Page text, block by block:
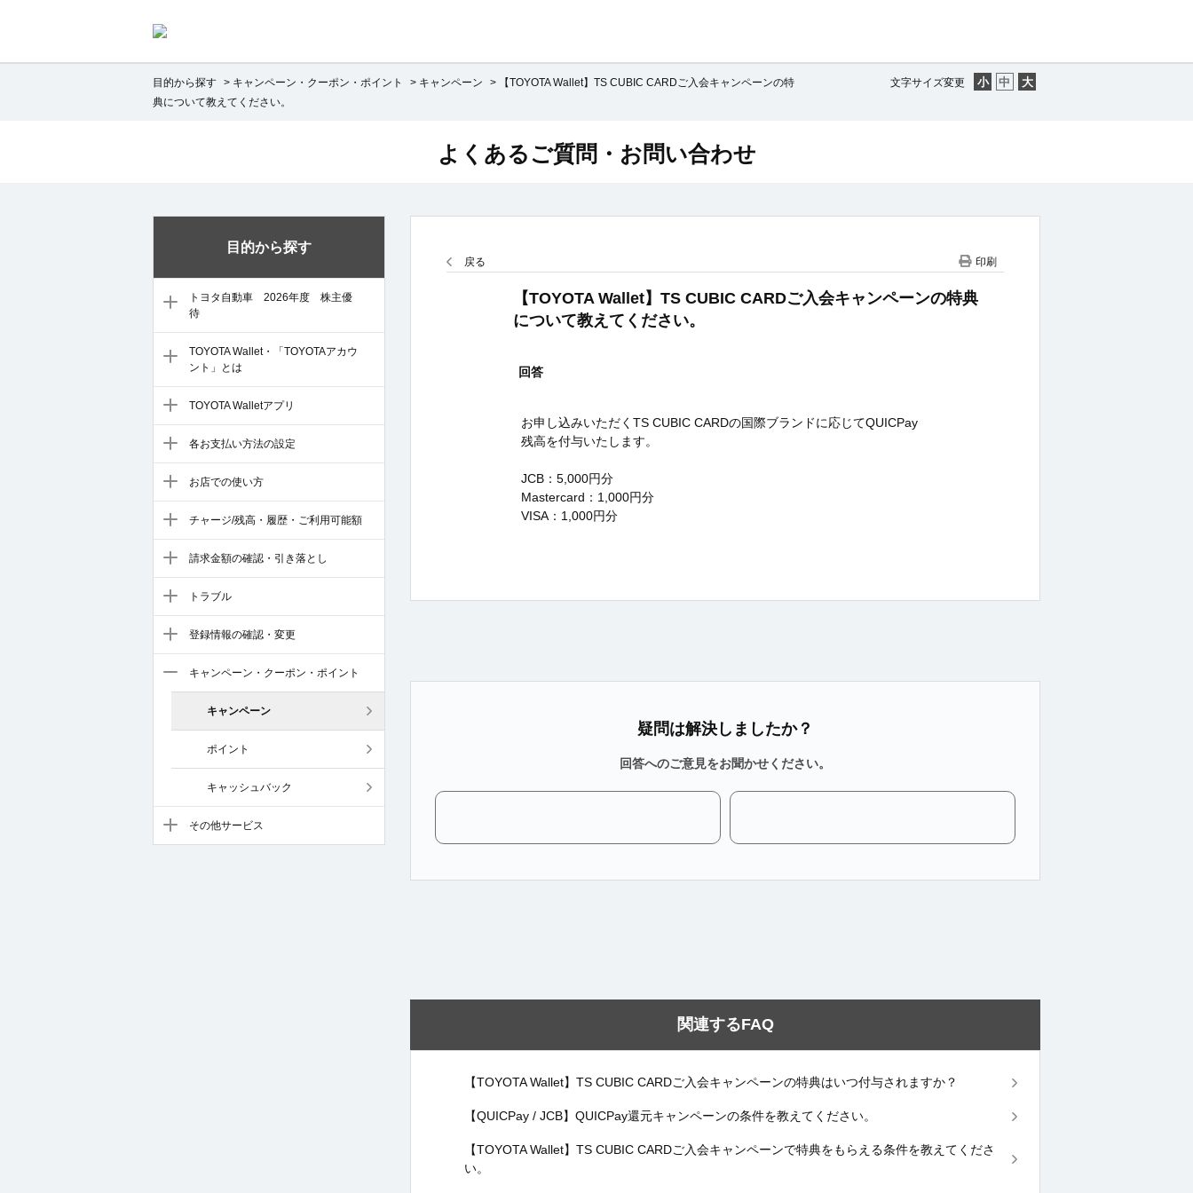
文字サイズ変更
目的から探す > キャンペーン・クーポン・ポイント > キャンペーン >
【TOYOTA Wallet】TS CUBIC CARDご入会キャンペーンの特
典について教えてください。
目的から探す
トヨタ自動車 2026年度 株主優
待
TOYOTA Wallet・「TOYOTAアカウ
ント」とは
TOYOTA Walletアプリ
各お支払い方法の設定
お店での使い方
チャージ/残高・履歴・ご利用可能額
請求金額の確認・引き落とし
トラブル
登録情報の確認・変更
キャンペーン・クーポン・ポイント
キャンペーン
ポイント
キャッシュバック
その他サービス
よくあるご質問・お問い合わせ
戻る 印刷
【TOYOTA Wallet】TS CUBIC CARDご入会キャンペーンの特典
について教えてください。
回答
お申し込みいただくTS CUBIC CARDの国際ブランドに応じてQUICPay
残高を付与いたします。
JCB：5,000円分
Mastercard：1,000円分
VISA：1,000円分
疑問は解決しましたか？
回答へのご意見をお聞かせください。
関連するFAQ
【TOYOTA Wallet】TS CUBIC CARDご入会キャンペーンの特典はいつ付与されますか？
【QUICPay / JCB】QUICPay還元キャンペーンの条件を教えてください。
【TOYOTA Wallet】TS CUBIC CARDご入会キャンペーンで特典をもらえる条件を教えてくださ
い。